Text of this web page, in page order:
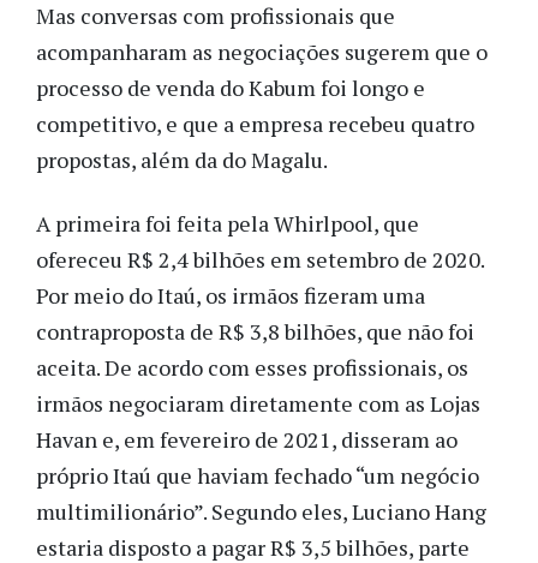
Mas conversas com profissionais que
acompanharam as negociações sugerem que o
processo de venda do Kabum foi longo e
competitivo, e que a empresa recebeu quatro
propostas, além da do Magalu.
A primeira foi feita pela Whirlpool, que
ofereceu R$ 2,4 bilhões em setembro de 2020.
Por meio do Itaú, os irmãos fizeram uma
contraproposta de R$ 3,8 bilhões, que não foi
aceita. De acordo com esses profissionais, os
irmãos negociaram diretamente com as Lojas
Havan e, em fevereiro de 2021, disseram ao
próprio Itaú que haviam fechado “um negócio
multimilionário”. Segundo eles, Luciano Hang
estaria disposto a pagar R$ 3,5 bilhões, parte